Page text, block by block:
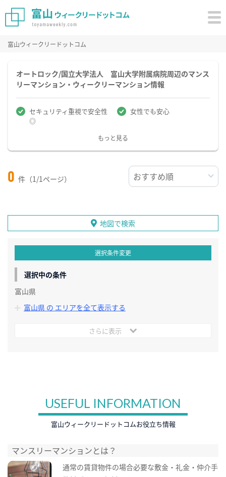
富山ウィークリードットコム
オートロック/国立大学法人 富山大学附属病院周辺のマンス
リーマンション・ウィークリーマンション情報
セキュリティ重視で安全性
◎
女性でも安心
もっと見る
0 件（1/1ページ）
地図で検索
選択条件変更
選択中の条件
富山県
富山県 の エリアを全て表示する
さらに表示
USEFUL INFORMATION
富山ウィークリードットコムお役立ち情報
マンスリーマンションとは？
通常の賃貸物件の場合必要な敷金・礼金・仲介手